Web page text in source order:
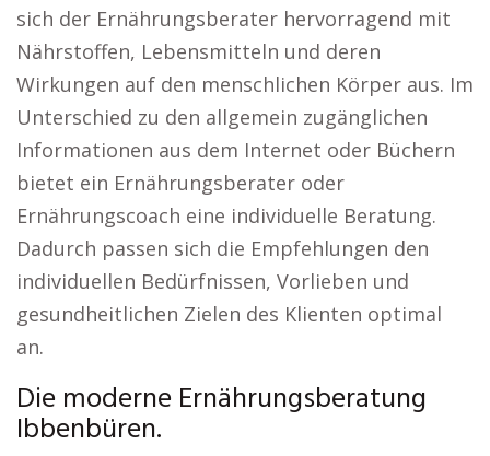
sich der Ernährungsberater hervorragend mit
Nährstoffen, Lebensmitteln und deren
Wirkungen auf den menschlichen Körper aus. Im
Unterschied zu den allgemein zugänglichen
Informationen aus dem Internet oder Büchern
bietet ein Ernährungsberater oder
Ernährungscoach eine individuelle Beratung.
Dadurch passen sich die Empfehlungen den
individuellen Bedürfnissen, Vorlieben und
gesundheitlichen Zielen des Klienten optimal
an.
Die moderne Ernährungsberatung
Ibbenbüren.